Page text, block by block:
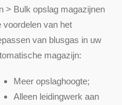
> Bulk opslag magazijnen
voordelen van het
van blusgas in uw
magazijn:
Meer opslaghoogte;
Alleen leidingwerk aan